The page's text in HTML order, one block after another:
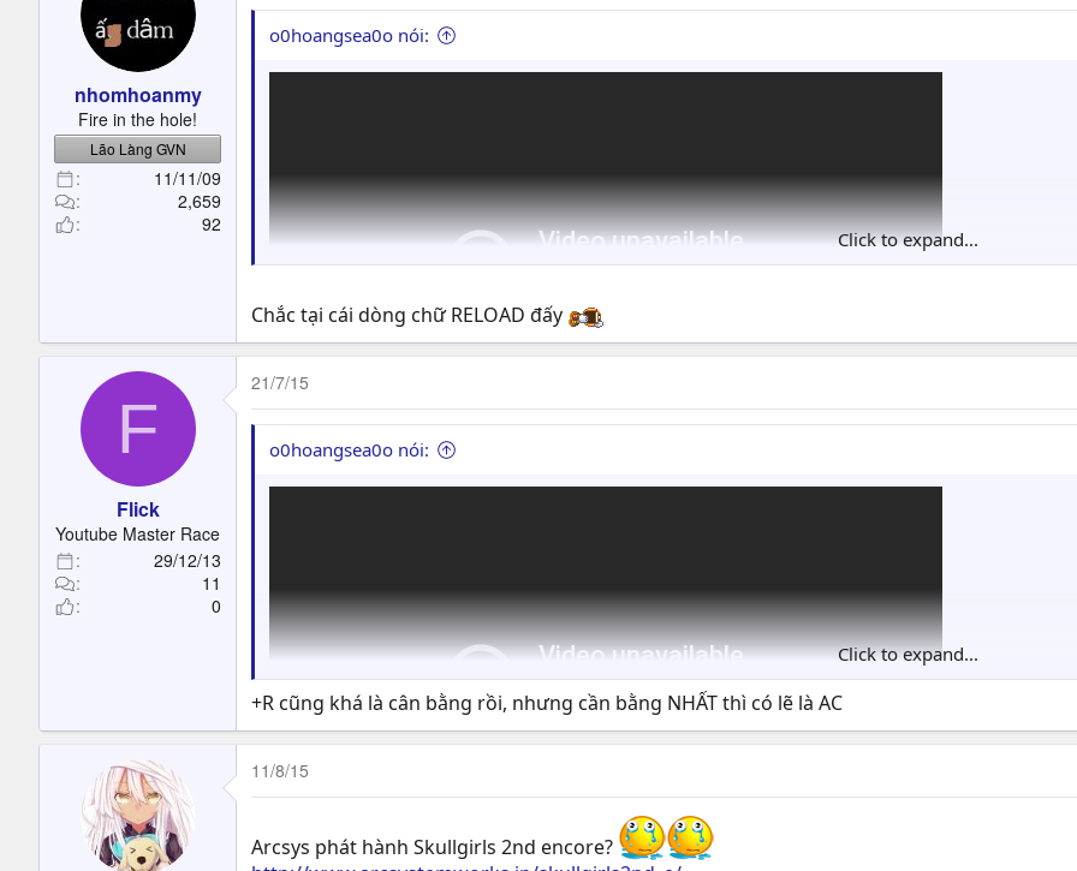
e
r
nhomhoanmy
Fire in the hole!
Lão Làng GVN
11/11/09
2,659
92
o0hoangsea0o nói:
điều này đã từng xảy ra trong tournament của VN
đọc báo lá cải nào thế
Click to expand...
Chắc tại cái dòng chữ RELOAD đấy
F
Flick
Youtube Master Race
29/12/13
11
0
21/7/15
o0hoangsea0o nói:
Click to expand...
+R cũng khá là cân bằng rồi, nhưng cần bằng NHẤT thì có lẽ là AC
11/8/15
Arcsys phát hành Skullgirls 2nd encore?